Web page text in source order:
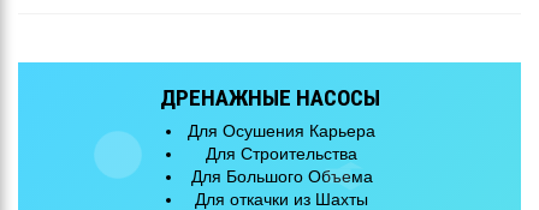
ДРЕНАЖНЫЕ НАСОСЫ
Для Осушения Карьера
Для Строительства
Для Большого Объема
Для откачки из Шахты